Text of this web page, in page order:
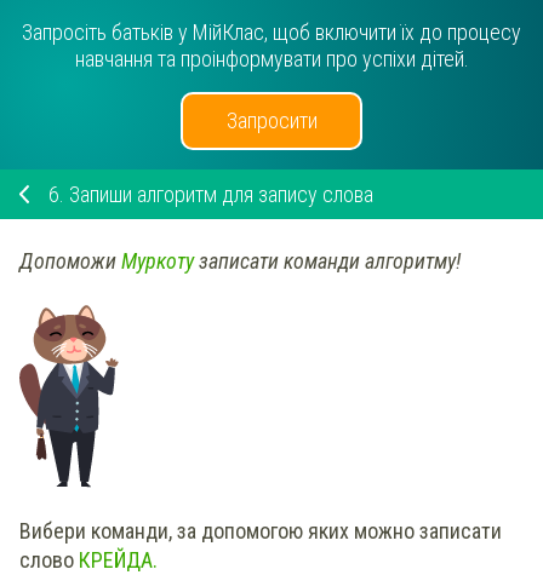
Запросіть батьків у МійКлас, щоб включити їх до процесу
навчання та проінформувати про успіхи дітей.
Запросити
6. Запиши алгоритм для запису слова
ДопоможиМуркотузаписатикоманди алгоритму!
Вибери команди, за допомогою яких можно записати
слово КРЕЙДА.